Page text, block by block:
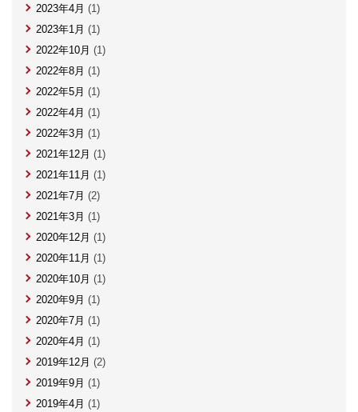
2023年4月 (1)
2023年1月 (1)
2022年10月 (1)
2022年8月 (1)
2022年5月 (1)
2022年4月 (1)
2022年3月 (1)
2021年12月 (1)
2021年11月 (1)
2021年7月 (2)
2021年3月 (1)
2020年12月 (1)
2020年11月 (1)
2020年10月 (1)
2020年9月 (1)
2020年7月 (1)
2020年4月 (1)
2019年12月 (2)
2019年9月 (1)
2019年4月 (1)